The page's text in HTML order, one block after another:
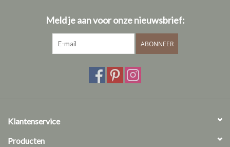
Meld je aan voor onze nieuwsbrief:
ABONNEER
Klantenservice
Producten